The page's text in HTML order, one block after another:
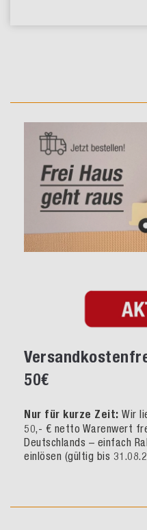
50€
Nur für kurze Zeit: Wir
50,- € netto Warenwert
Deutschlands – einfach
einlösen (gültig bis